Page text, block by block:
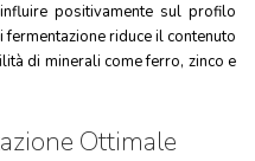
positivamente sul profilo
riduce il contenuto
di minerali come ferro, zinco e
Ottimale